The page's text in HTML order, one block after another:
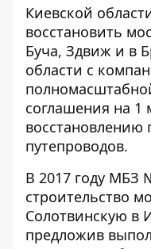
Киевской
восстановить
Буча, Здвиж и в
области с
соглашения на 1
путепроводов.
В 2017 году МБЗ
строительство
Солотвинскую в
предложив